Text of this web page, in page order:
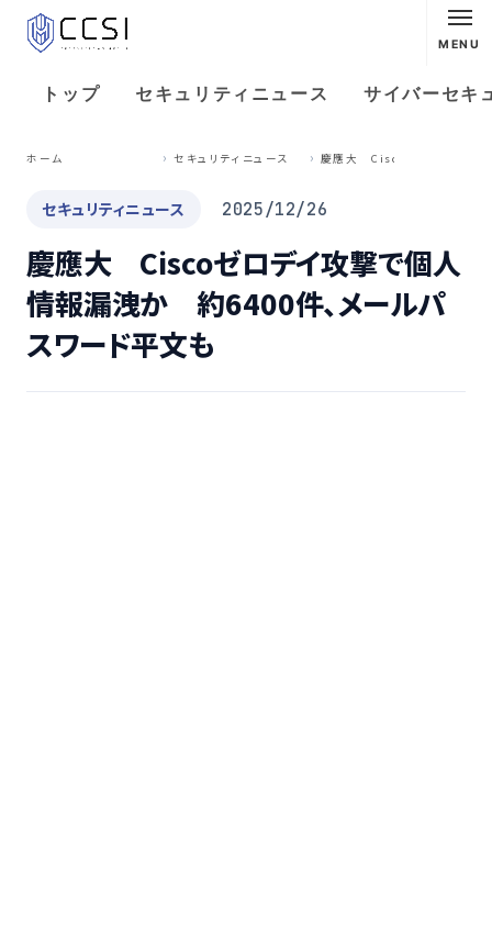
MENU
トップ セキュリティニュース サイバーセキ
ホーム セキュリティニュース
セキュリティニュース 2025/12/26
慶應大 Ciscoゼロデイ攻撃で個人
情報漏洩か 約6400件、メールパ
スワード平文も